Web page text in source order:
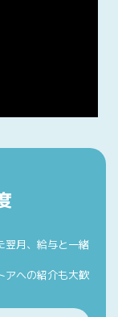
翌月、給与と一緒
アへの紹介も大歓